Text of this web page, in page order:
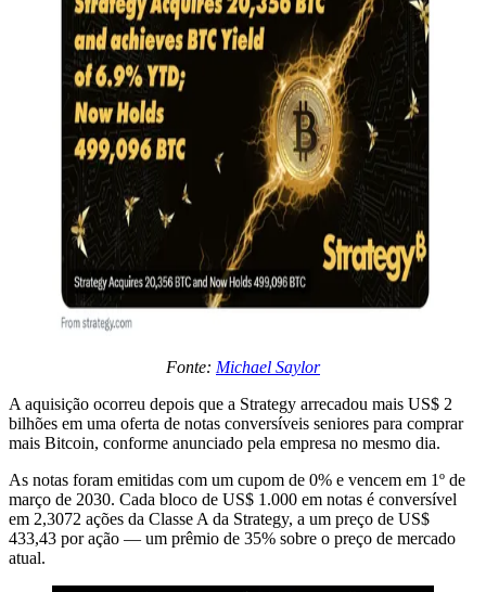
Fonte: Michael Saylor
A aquisição ocorreu depois que a Strategy arrecadou mais US$ 2
bilhões em uma oferta de notas conversíveis seniores para comprar
mais Bitcoin, conforme anunciado pela empresa no mesmo dia.
As notas foram emitidas com um cupom de 0% e vencem em 1º de
março de 2030. Cada bloco de US$ 1.000 em notas é conversível
em 2,3072 ações da Classe A da Strategy, a um preço de US$
433,43 por ação — um prêmio de 35% sobre o preço de mercado
atual.